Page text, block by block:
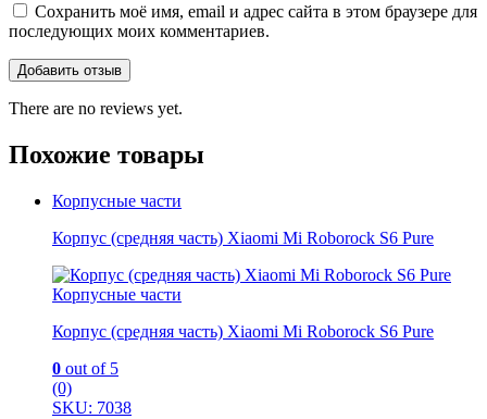
Сохранить моё имя, email и адрес сайта в этом браузере для
последующих моих комментариев.
There are no reviews yet.
Похожие товары
Корпусные части
Корпус (средняя часть) Xiaomi Mi Roborock S6 Pure
Корпусные части
Корпус (средняя часть) Xiaomi Mi Roborock S6 Pure
0 out of 5
(0)
SKU: 7038